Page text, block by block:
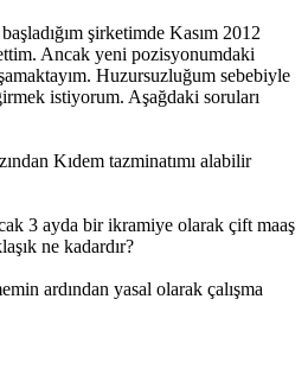
şirketimde Kasım 2012
Ancak yeni pozisyonumdaki
Huzursuzluğum sebebiyle
istiyorum. Aşağdaki soruları
Kıdem tazminatımı alabilir
3 ayda bir ikramiye olarak çift maaş
ne kadardır?
ardından yasal olarak çalışma